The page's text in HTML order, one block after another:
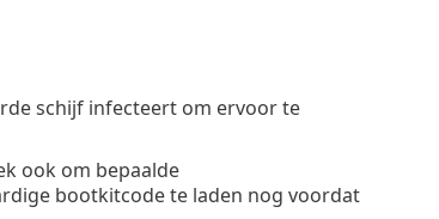
schijf infecteert om ervoor te
ook om bepaalde
bootkitcode te laden nog voordat